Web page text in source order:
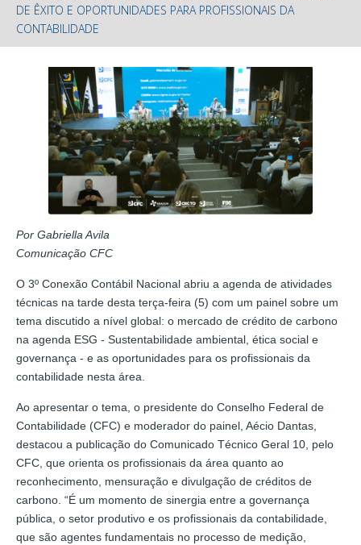
DE ÊXITO E OPORTUNIDADES PARA PROFISSIONAIS DA
CONTABILIDADE
Por Gabriella Avila
Comunicação CFC
O 3º Conexão Contábil Nacional abriu a agenda de atividades
técnicas na tarde desta terça-feira (5) com um painel sobre um
tema discutido a nível global: o mercado de crédito de carbono
na agenda ESG - Sustentabilidade ambiental, ética social e
governança - e as oportunidades para os profissionais da
contabilidade nesta área.
Ao apresentar o tema, o presidente do Conselho Federal de
Contabilidade (CFC) e moderador do painel, Aécio Dantas,
destacou a publicação do Comunicado Técnico Geral 10, pelo
CFC, que orienta os profissionais da área quanto ao
reconhecimento, mensuração e divulgação de créditos de
carbono. “É um momento de sinergia entre a governança
pública, o setor produtivo e os profissionais da contabilidade,
que são agentes fundamentais no processo de medição,